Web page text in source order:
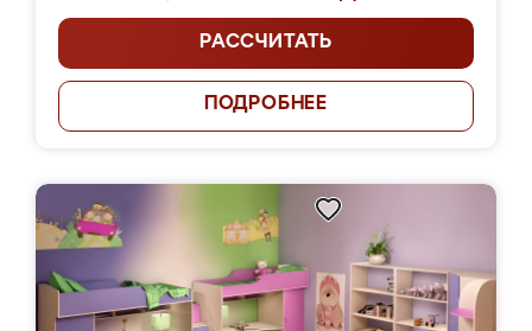
РАССЧИТАТЬ
ПОДРОБНЕЕ